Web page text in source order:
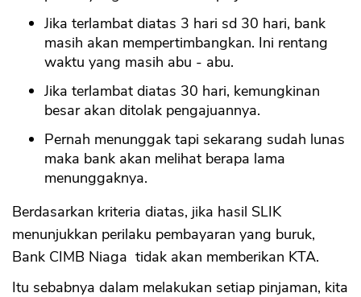
Jika terlambat diatas 3 hari sd 30 hari, bank
masih akan mempertimbangkan. Ini rentang
waktu yang masih abu - abu.
Jika terlambat diatas 30 hari, kemungkinan
besar akan ditolak pengajuannya.
Pernah menunggak tapi sekarang sudah lunas
maka bank akan melihat berapa lama
menunggaknya.
Berdasarkan kriteria diatas, jika hasil SLIK
menunjukkan perilaku pembayaran yang buruk,
Bank CIMB Niaga tidak akan memberikan KTA.
Itu sebabnya dalam melakukan setiap pinjaman, kita